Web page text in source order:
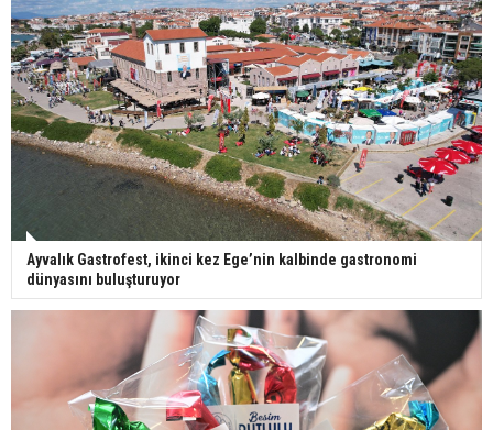
Ayvalık Gastrofest, ikinci kez Ege’nin kalbinde gastronomi
dünyasını buluşturuyor